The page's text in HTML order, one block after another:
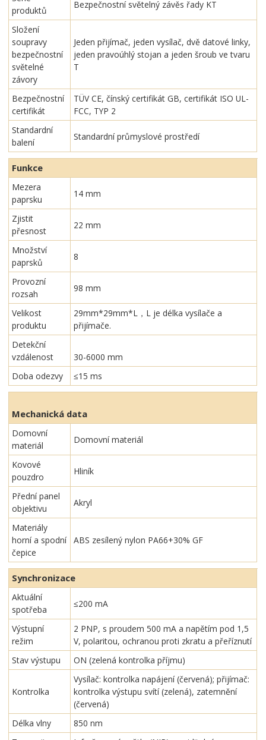
produktů
Bezpečnostní světelný závěs řady KT
Složení
soupravy
bezpečnostní
světelné
závory
Jeden přijímač, jeden vysílač, dvě datové linky,
jeden pravoúhlý stojan a jeden šroub ve tvaru
T
Bezpečnostní
certifikát
TÜV CE, čínský certifikát GB, certifikát ISO UL-
FCC, TYP 2
Standardní
balení
Standardní průmyslové prostředí
Funkce
Mezera
paprsku
14 mm
Zjistit
přesnost
22 mm
Množství
paprsků
8
Provozní
rozsah
98 mm
Velikost
produktu
29mm*29mm*L，L je délka vysílače a
přijímače.
Detekční
vzdálenost
30-6000 mm
Doba odezvy
≤15 ms
Mechanická data
Domovní
materiál
Domovní materiál
Kovové
pouzdro
Hliník
Přední panel
objektivu
Akryl
Materiály
horní a spodní
čepice
ABS zesílený nylon PA66+30% GF
Synchronizace
Aktuální
spotřeba
≤200 mA
Výstupní
režim
2 PNP, s proudem 500 mA a napětím pod 1,5
V, polaritou, ochranou proti zkratu a přeříznutí
Stav výstupu
ON (zelená kontrolka příjmu)
Kontrolka
Vysílač: kontrolka napájení (červená); přijímač:
kontrolka výstupu svítí (zelená), zatemnění
(červená)
Délka vlny
850 nm